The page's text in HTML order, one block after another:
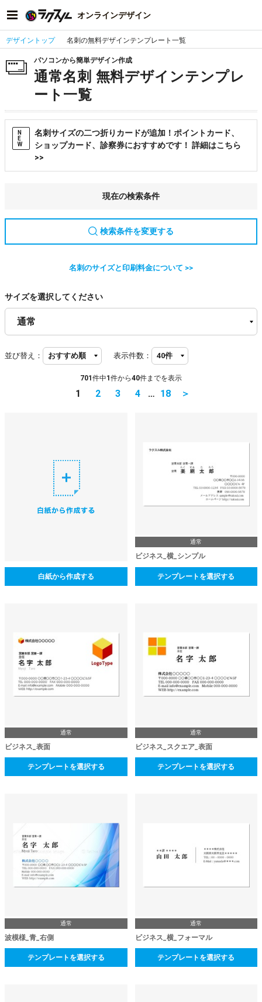
オンラインデザイン
デザイントップ 名刺の無料デザインテンプレート一覧
パソコンから簡単デザイン作成
通常名刺 無料デザインテンプレ
ート一覧
N
E
W
名刺サイズの二つ折りカードが追加！ポイントカード、
ショップカード、診察券におすすめです！ 詳細はこちら
>>
現在の検索条件
検索条件を変更する
名刺のサイズと印刷料金について >>
サイズを選択してください
並び替え： 表示件数：
701 件中1 件から40件までを表示
1 2 3 4 … 18 ＞
白紙から作成する
通常
ビジネス_横_シンプル
テンプレートを選択する
通常
ビジネス_表面
テンプレートを選択する
通常
ビジネス_スクエア_表面
テンプレートを選択する
通常
波模様_青_右側
テンプレートを選択する
通常
ビジネス_横_フォーマル
テンプレートを選択する